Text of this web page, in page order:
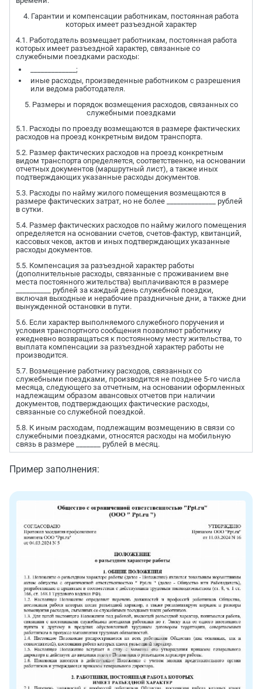
4. Гарантии и компенсации работникам, постоянная работа
которых имеет разъездной характер
4.1. Работодатель возмещает работникам, постоянная работа
которых имеет разъездной характер, связанные со
служебными поездками расходы:
_____________;
иные расходы, произведенные работником с разрешения
или ведома работодателя.
5. Размеры и порядок возмещения расходов, связанных со
служебными поездками
5.1. Расходы по проезду возмещаются в размере фактических
расходов на проезд конкретным видом транспорта.
5.2. Размер фактических расходов на проезд конкретным
видом транспорта определяется, соответственно, на основании
отчетных документов (маршрутный лист), а также иных
подтверждающих указанные расходы документов.
5.3. Расходы по найму жилого помещения возмещаются в
размере фактических затрат, но не более ______________ рублей
в сутки.
5.4. Размер фактических расходов по найму жилого помещения
определяется на основании счетов, счетов-фактур, квитанций,
кассовых чеков, актов и иных подтверждающих указанные
расходы документов.
5.5. Компенсация за разъездной характер работы
(дополнительные расходы, связанные с проживанием вне
места постоянного жительства) выплачиваются в размере
__________ рублей за каждый день служебной поездки,
включая выходные и нерабочие праздничные дни, а также дни
вынужденной остановки в пути.
5.6. Если характер выполняемого служебного поручения и
условия транспортного сообщения позволяют работнику
ежедневно возвращаться к постоянному месту жительства, то
выплата компенсации за разъездной характер работы не
производится.
5.7. Возмещение работнику расходов, связанных со
служебными поездками, производится не позднее 5-го числа
месяца, следующего за отчетным, на основании оформленных
надлежащим образом авансовых отчетов при наличии
документов, подтверждающих фактические расходы,
связанные со служебной поездкой.
5.8. К иным расходам, подлежащим возмещению в связи со
служебными поездками, относятся расходы на мобильную
связь в размере _______ рублей в месяц.
Пример заполнения: